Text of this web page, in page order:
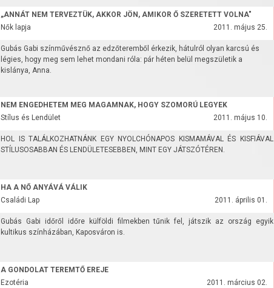
„ANNÁT NEM TERVEZTÜK, AKKOR JÖN, AMIKOR Ő SZERETETT VOLNA"
Nők lapja
2011. május 25.
Gubás Gabi színművésznő az edzőteremből érkezik, hátulról olyan karcsú és
légies, hogy meg sem lehet mondani róla: pár héten belül megszületik a
kislánya, Anna.
NEM ENGEDHETEM MEG MAGAMNAK, HOGY SZOMORÚ LEGYEK
Stílus és Lendület
2011. május 10.
HOL IS TALÁLKOZHATNÁNK EGY NYOLCHÓNAPOS KISMAMÁVAL ÉS KISFIÁVAL
STÍLUSOSABBAN ÉS LENDÜLETESEBBEN, MINT EGY JÁTSZÓTÉREN.
HA A NŐ ANYÁVÁ VÁLIK
Családi Lap
2011. április 01.
Gubás Gabi időről időre külföldi filmekben tűnik fel, játszik az ország egyik
kultikus színházában, Kaposváron is.
A GONDOLAT TEREMTŐ EREJE
Ezotéria
2011. március 02.